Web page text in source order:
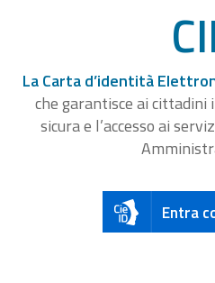
La Carta d’identità
che garantisce ai
sicura e l’accesso ai
Entra